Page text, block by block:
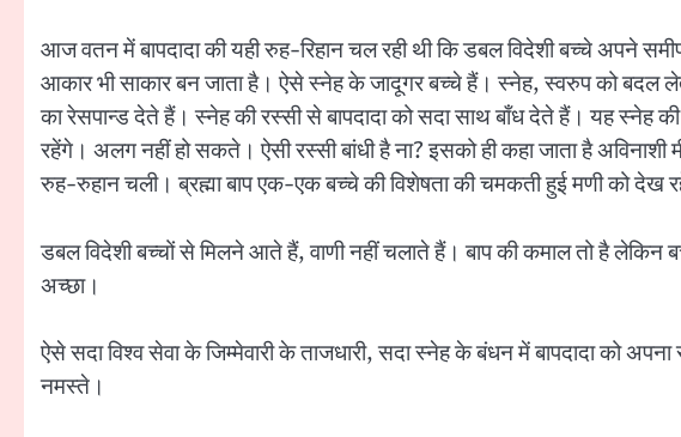
आज वतन में बापदादा की यही रुह-रिहान चल रही थी कि डबल विदेशी बच्चे अपने
आकार भी साकार बन जाता है। ऐसे स्नेह के जादूगर बच्चे हैं। स्नेह, स्वरुप को बदल
का रेसपान्ड देते हैं। स्नेह की रस्सी से बापदादा को सदा साथ बाँध देते हैं। यह स्नेह
रहेंगे। अलग नहीं हो सकते। ऐसी रस्सी बांधी है ना? इसको ही कहा जाता है
रुह-रुहान चली। ब्रह्मा बाप एक-एक बच्चे की विशेषता की चमकती हुई मणी को
डबल विदेशी बच्चों से मिलने आते हैं, वाणी नहीं चलाते हैं। बाप की कमाल तो है
अच्छा।
ऐसे सदा विश्व सेवा के जिम्मेवारी के ताजधारी, सदा स्नेह के बंधन में बापदादा को
नमस्ते।